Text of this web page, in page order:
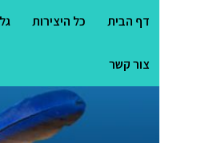
דף הבית כל היצירות
צור קשר